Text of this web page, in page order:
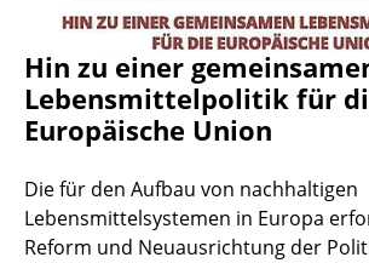
Hin zu einer
Lebensmittelpolitik für
Europäische Union
Die für den Aufbau von nachhaltigen
Lebensmittelsystemen in Europa
Reform und Neuausrichtung der